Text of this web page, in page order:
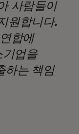
사람들이
원합니다.
합에
기업을
하는 책임